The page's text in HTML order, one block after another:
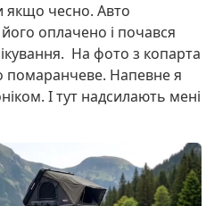
якщо чесно. Авто
оплачено і почався
На фото з копарта
помаранчеве. Напевне я
І тут надсилають мені